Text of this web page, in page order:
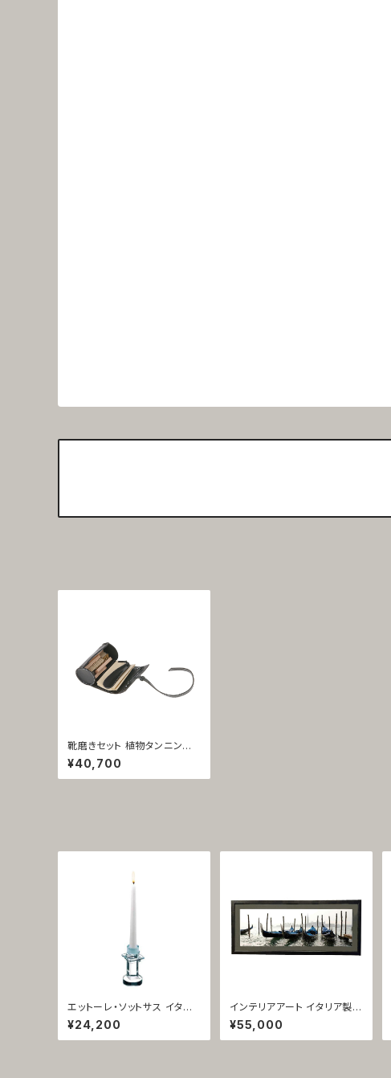
靴磨きセット 植物タンニン鞣
し革 イタリア製 携帯用 ブラッ
ク 1064
¥40,700
エットーレ・ソットサス イタリ
ア製 キャンドルスタンド ガラ
ス製 ルーチェ ディ アモーレ 1
903
¥24,200
インテリアアート イタリア製
フォト額装 ヨーロッパ風 ベネ
チア風景 1426
¥55,000